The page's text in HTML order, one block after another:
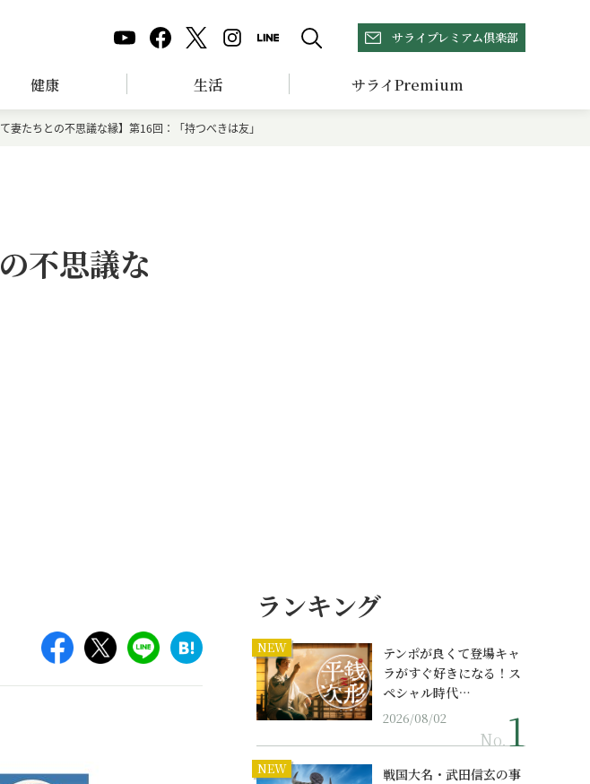
サライプレミアム倶楽部
健康 生活 サライPremium
妻たちとの不思議な縁】第16回：「持つべきは友」
不思議な
ランキング
NEW
テンポが良くて登場キャ
ラがすぐ好きになる！ス
ペシャル時代…
2026/08/02
No.
NEW
戦国大名・武田信玄の事